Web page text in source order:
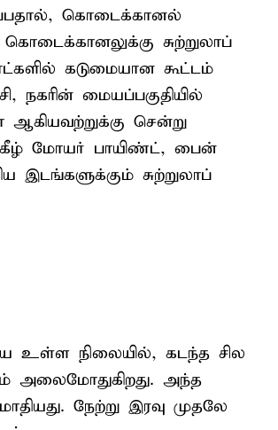
கொடைக்கானல்
சுற்றுலாப்
கடுமையான கூட்டம்
நகரின் மையப்பகுதியில்
சென்று
கீழ் மோயர் பாயிண்ட், பைன்
இடங்களுக்கும் சுற்றுலாப்
உள்ள நிலையில், கடந்த சில
அலைமோதுகிறது. அந்த
நேற்று இரவு முதலே